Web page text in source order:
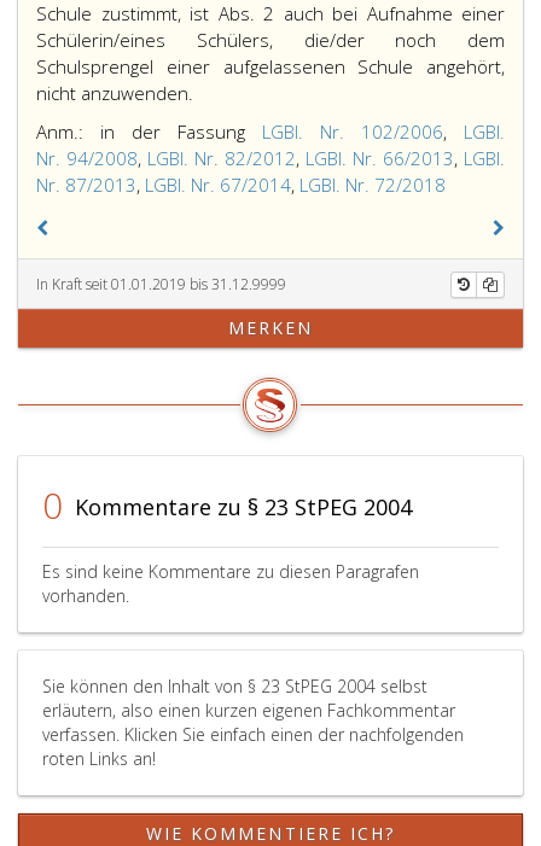
Schule zustimmt, ist Abs. 2 auch bei Aufnahme einer
Schülerin/eines Schülers, die/der noch dem
Schulsprengel einer aufgelassenen Schule angehört,
nicht anzuwenden.
Anm.: in der Fassung LGBl. Nr. 102/2006, LGBl.
Nr. 94/2008, LGBl. Nr. 82/2012, LGBl. Nr. 66/2013, LGBl.
Nr. 87/2013, LGBl. Nr. 67/2014, LGBl. Nr. 72/2018
In Kraft seit 01.01.2019 bis 31.12.9999
MERKEN
0 Kommentare zu § 23 StPEG 2004
Es sind keine Kommentare zu diesen Paragrafen
vorhanden.
Sie können den Inhalt von § 23 StPEG 2004 selbst
erläutern, also einen kurzen eigenen Fachkommentar
verfassen. Klicken Sie einfach einen der nachfolgenden
roten Links an!
WIE KOMMENTIERE ICH?